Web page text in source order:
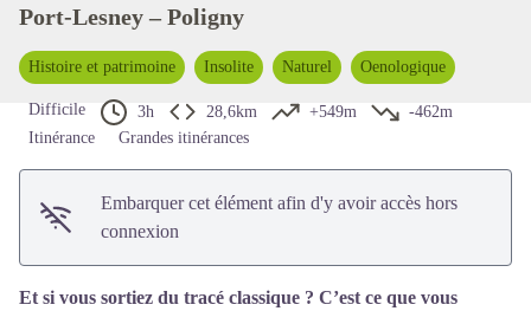
Port-Lesney – Poligny
Histoire et patrimoine Insolite Naturel Oenologique
Difficile 3h 28,6km +549m
-462m
Itinérance
Grandes itinérances
Embarquer cet élément afin d'y avoir accès hors
connexion
Et si vous sortiez du tracé classique ? C’est ce que vous